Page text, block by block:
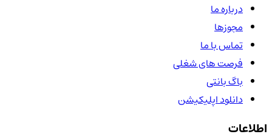
درباره ما
مجوزها
تماس با ما
فرصت های شغلی
باگ بانتی
دانلود اپلیکیشن
اطلاعات